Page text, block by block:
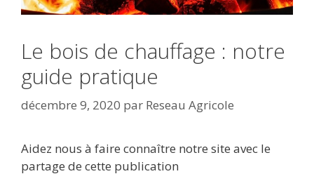
Le bois de chauffage : notre
guide pratique
décembre 9, 2020 par Reseau Agricole
Aidez nous à faire connaître notre site avec le
partage de cette publication